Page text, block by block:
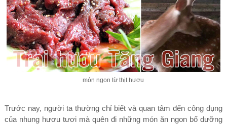
món ngon từ thịt hươu
Trước nay, người ta thường chỉ biết và quan tâm đến công dụng
của nhung hươu tươi mà quên đi những món ăn ngon bổ dưỡng